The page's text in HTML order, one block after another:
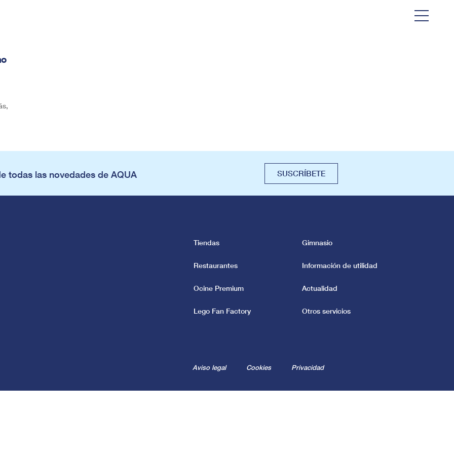
todas las novedades de AQUA SUSCRÍBETE
Tiendas
Restaurantes
Ocine Premium
Lego Fan Factory
Gimnasio
Información de utilidad
Actualidad
Otros servicios
Aviso legal Cookies Privacidad